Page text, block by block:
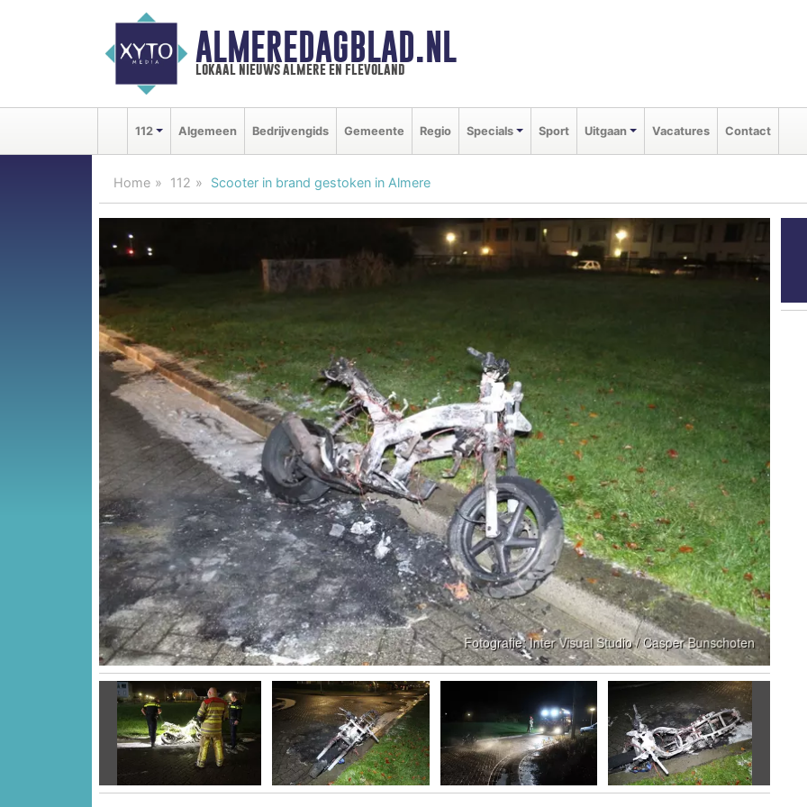
ALMEREDAGBLAD.NL
lokaal nieuws almere en flevoland
112 Algemeen Bedrijvengids Gemeente Regio Specials Sport Uitgaan Vacatures Contact
Home 112 Scooter in brand gestoken in Almere
Vorige